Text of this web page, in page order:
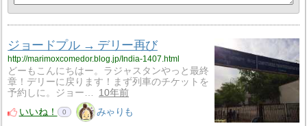
ジョードプル → デリー再び
http://marimoxcomedor.blog.jp/India-1407.html
どーもこんにちはー。ラジャスタンやっと最終
章！デリーに戻ります！まず列車のチケットを
予約しに。ジョー…
10年前
いいね！
0 みゃりも